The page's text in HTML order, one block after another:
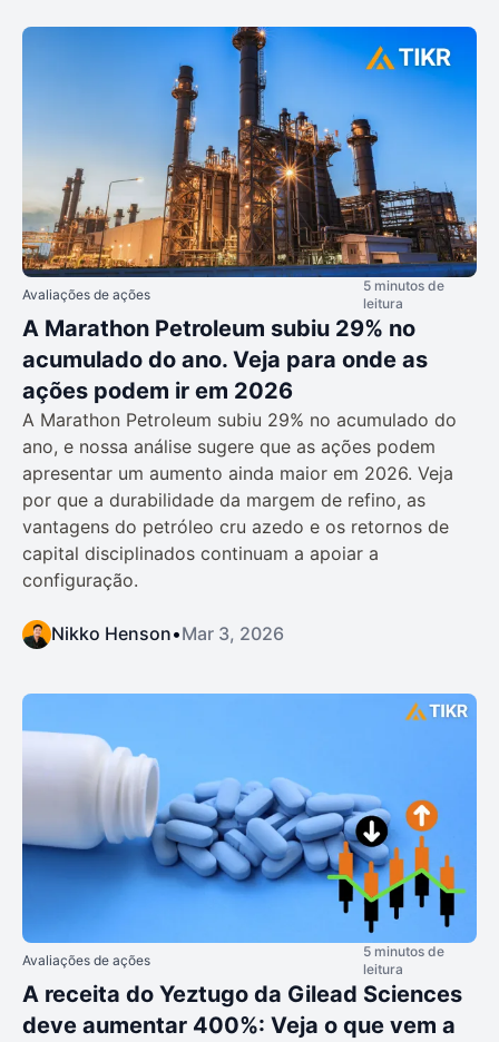
Avaliações de ações
5 minutos de
leitura
A Marathon Petroleum subiu 29% no
acumulado do ano. Veja para onde as
ações podem ir em 2026
A Marathon Petroleum subiu 29% no acumulado do
ano, e nossa análise sugere que as ações podem
apresentar um aumento ainda maior em 2026. Veja
por que a durabilidade da margem de refino, as
vantagens do petróleo cru azedo e os retornos de
capital disciplinados continuam a apoiar a
configuração.
Nikko Henson•Mar 3, 2026
Avaliações de ações
5 minutos de
leitura
A receita do Yeztugo da Gilead Sciences
deve aumentar 400%: Veja o que vem a